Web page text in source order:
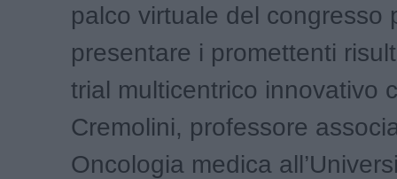
palco virtuale del congresso
presentare i promettenti
trial multicentrico innovativo
Cremolini, professore
Oncologia medica